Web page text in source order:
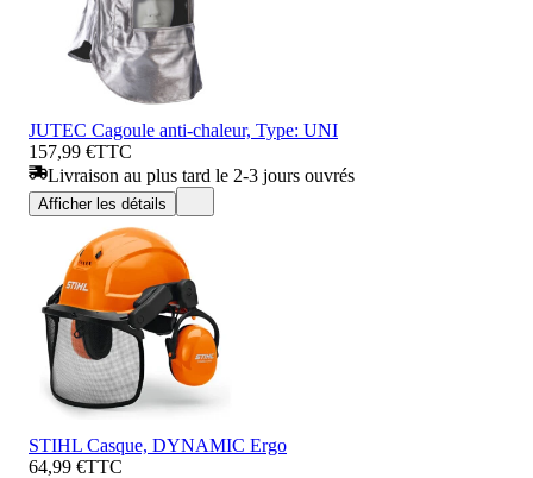
JUTEC Cagoule anti-chaleur, Type: UNI
157,99 €TTC
Livraison au plus tard le 2-3 jours ouvrés
Afficher les détails
STIHL Casque, DYNAMIC Ergo
64,99 €TTC